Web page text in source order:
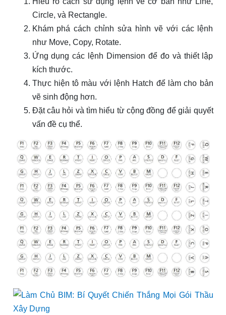
Circle, và Rectangle.
Khám phá cách chỉnh sửa hình vẽ với các lệnh
như Move, Copy, Rotate.
Ứng dụng các lệnh Dimension để đo và thiết lập
kích thước.
Thực hiện tô màu với lệnh Hatch để làm cho bản
vẽ sinh động hơn.
Đặt câu hỏi và tìm hiểu từ cộng đồng để giải quyết
vấn đề cụ thể.